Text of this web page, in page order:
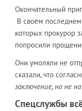
Окончательный
В своём
которых прокурор
попросили
Они умоляли не
сказали, что
заключение, но не
Спецслужбы